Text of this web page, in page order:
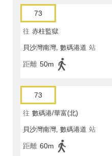
73
往 赤柱監獄
貝沙灣南灣, 數碼港道 站
距離 50m
73
往 數碼港/華富(北)
貝沙灣南灣, 數碼港道 站
距離 60m